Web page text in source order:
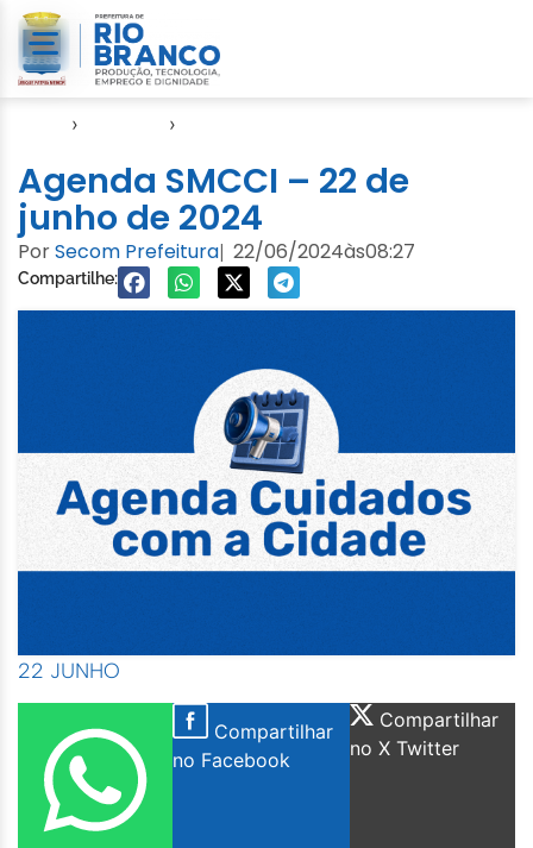
› ›
Agenda SMCCI – 22 de
junho de 2024
PorSecom Prefeitura| 22/06/2024às08:27
Compartilhe:
22 JUNHO
Compartilhar
no Facebook
Compartilhar
no X Twitter